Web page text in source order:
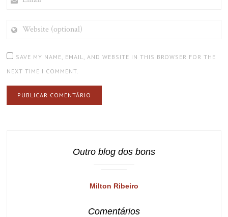
(OPTIONAL)
SAVE MY NAME, EMAIL, AND WEBSITE IN THIS BROWSER FOR THE
NEXT TIME I COMMENT.
Outro blog dos bons
Milton Ribeiro
Comentários